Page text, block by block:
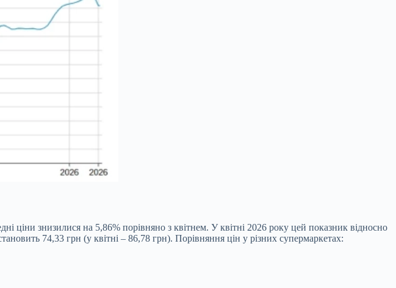
ціни знизилися на 5,86% порівняно з квітнем. У квітні 2026 року цей показник відносно
74,33 грн (у квітні – 86,78 грн). Порівняння цін у різних супермаркетах: